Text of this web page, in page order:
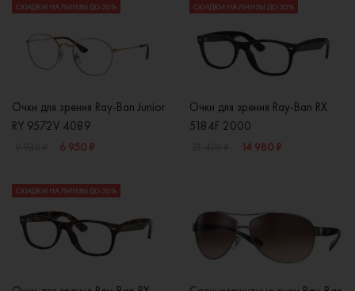
СКИДКИ НА ЛИНЗЫ ДО 30%
Очки для зрения Ray-Ban Junior
RY 9572V 4089
6 950 ₽
СКИДКИ НА ЛИНЗЫ ДО 30%
Очки для зрения Ray-Ban RX
5184F 2000
14 980 ₽
СКИДКИ НА ЛИНЗЫ ДО 30%